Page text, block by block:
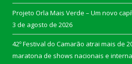
Projeto Orla Mais Verde – Um novo
3 de agosto de 2026
42º Festival do Camarão atrai mais de
maratona de shows nacionais e